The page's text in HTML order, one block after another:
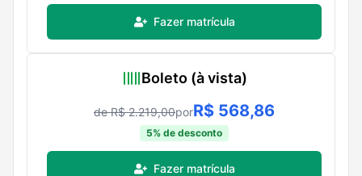
Fazer matrícula
Boleto (à vista)
de R$2.219,00porR$ 568,86
5% de desconto
Fazer matrícula